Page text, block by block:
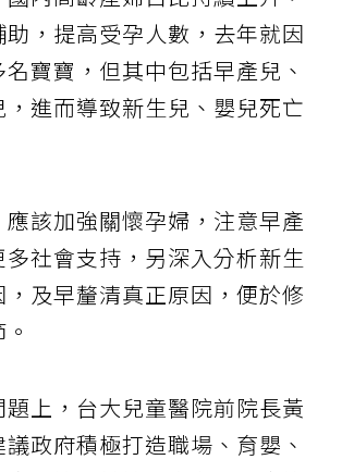
，提高受孕人數，去年就因
寶寶，但其中包括早產兒、
進而導致新生兒、嬰兒死亡
該加強關懷孕婦，注意早產
社會支持，另深入分析新生
，及早釐清真正原因，便於修
上，台大兒童醫院前院長黃
政府積極打造職場、育嬰、